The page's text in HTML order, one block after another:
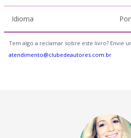
Idioma
Tem algo a reclamar sobre este livro? Envie
atendimento@clubedeautores.com.br